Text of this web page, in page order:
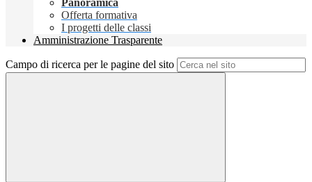
Panoramica
Offerta formativa
I progetti delle classi
Amministrazione Trasparente
Campo di ricerca per le pagine del sito